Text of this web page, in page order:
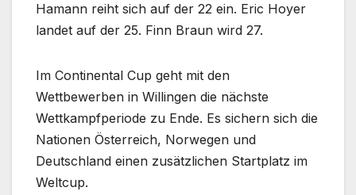
Hamann reiht sich auf der 22 ein. Eric Hoyer
landet auf der 25. Finn Braun wird 27.
Im Continental Cup geht mit den
Wettbewerben in Willingen die nächste
Wettkampfperiode zu Ende. Es sichern sich die
Nationen Österreich, Norwegen und
Deutschland einen zusätzlichen Startplatz im
Weltcup.